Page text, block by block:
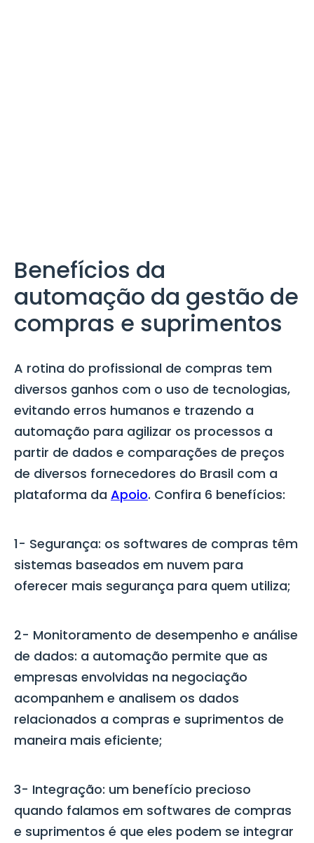
Benefícios da
automação da gestão de
compras e suprimentos
A rotina do profissional de compras tem
diversos ganhos com o uso de tecnologias,
evitando erros humanos e trazendo a
automação para agilizar os processos a
partir de dados e comparações de preços
de diversos fornecedores do Brasil com a
plataforma da Apoio. Confira 6 benefícios:
1- Segurança: os softwares de compras têm
sistemas baseados em nuvem para
oferecer mais segurança para quem utiliza;
2- Monitoramento de desempenho e análise
de dados: a automação permite que as
empresas envolvidas na negociação
acompanhem e analisem os dados
relacionados a compras e suprimentos de
maneira mais eficiente;
3- Integração: um benefício precioso
quando falamos em softwares de compras
e suprimentos é que eles podem se integrar